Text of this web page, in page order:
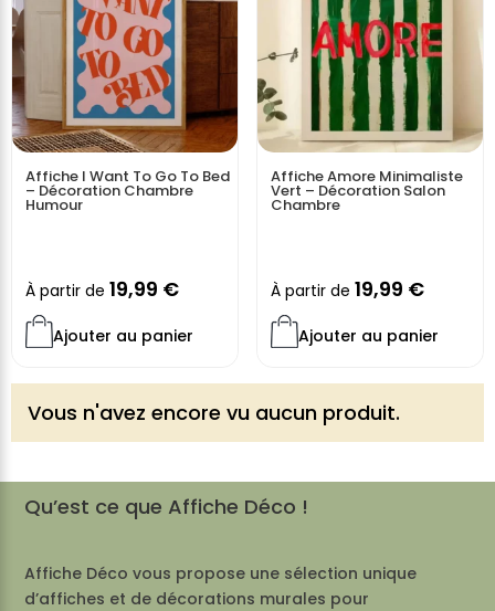
Affiche I Want To Go To Bed
– Décoration Chambre
Humour
À partir de 19,99 €
Ajouter au panier
Affiche Amore Minimaliste
Vert – Décoration Salon
Chambre
À partir de 19,99 €
Ajouter au panier
Vous n'avez encore vu aucun produit.
Qu’est ce que Affiche Déco !
Affiche Déco vous propose une sélection unique
d’affiches et de décorations murales pour